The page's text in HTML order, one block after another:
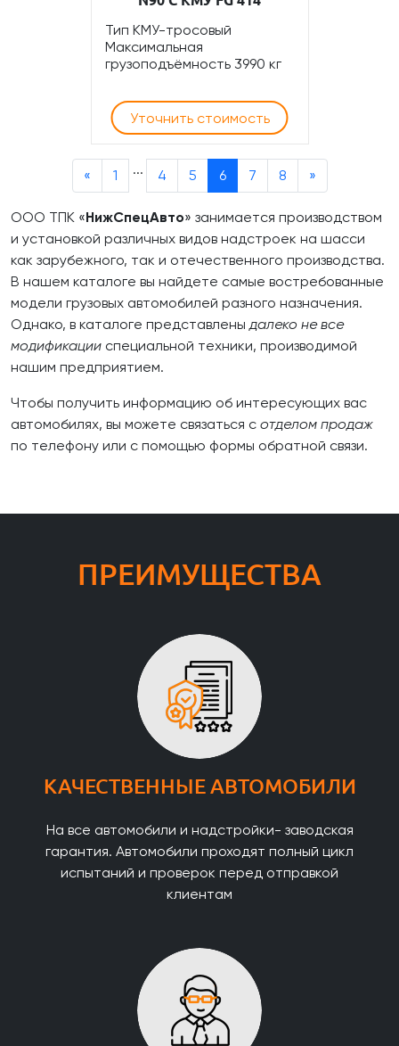
Тип КМУ-тросовый
Максимальная
грузоподъёмность 3990 кг
Уточнить стоимость
« 1 ... 4 5 6 7 8 »
ООО ТПК «НижСпецАвто» занимается производством
и установкой различных видов надстроек на шасси
как зарубежного, так и отечественного производства.
В нашем каталоге вы найдете самые востребованные
модели грузовых автомобилей разного назначения.
Однако, в каталоге представленыдалеко не все
модификации специальной техники, производимой
нашим предприятием.
Чтобы получить информацию об интересующих вас
автомобилях, вы можете связаться с отделом продаж
по телефону или с помощью формы обратной связи.
ПРЕИМУЩЕСТВА
КАЧЕСТВЕННЫЕ АВТОМОБИЛИ
На все автомобили и надстройки- заводская
гарантия. Автомобили проходят полный цикл
испытаний и проверок перед отправкой
клиентам